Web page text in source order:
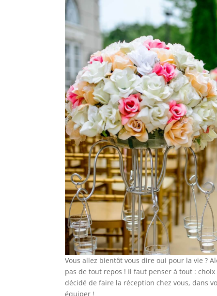
Vous allez bientôt vous dire oui pour la vie ?
pas de tout repos ! Il faut penser à tout :
décidé de faire la réception chez vous, dans
équiper !